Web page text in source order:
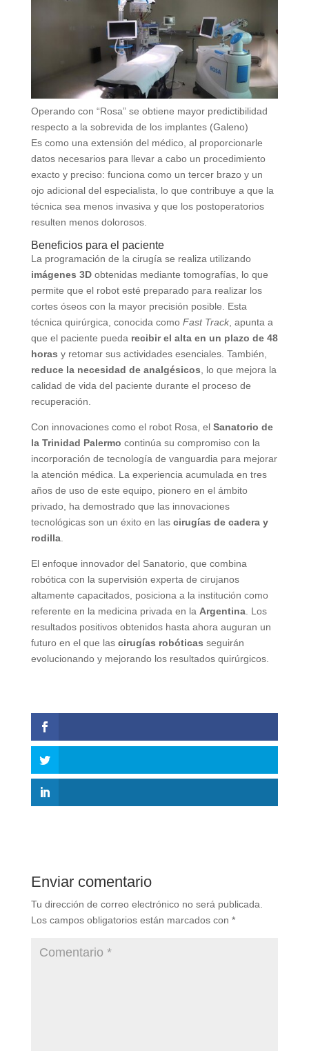
Operando con “Rosa” se obtiene mayor predictibilidad
respecto a la sobrevida de los implantes (Galeno)
Es como una extensión del médico, al proporcionarle
datos necesarios para llevar a cabo un procedimiento
exacto y preciso: funciona como un tercer brazo y un
ojo adicional del especialista, lo que contribuye a que la
técnica sea menos invasiva y que los postoperatorios
resulten menos dolorosos.
Beneficios para el paciente
La programación de la cirugía se realiza utilizando
imágenes 3Dobtenidas mediante tomografías, lo que
permite que el robot esté preparado para realizar los
cortes óseos con la mayor precisión posible. Esta
técnica quirúrgica, conocida como Fast Track, apunta a
que el paciente pueda recibir el alta en un plazo de 48
horas y retomar sus actividades esenciales. También,
reduce la necesidad de analgésicos, lo que mejora la
calidad de vida del paciente durante el proceso de
recuperación.
Con innovaciones como el robot Rosa, el Sanatorio de
la Trinidad Palermo continúa su compromiso con la
incorporación de tecnología de vanguardia para mejorar
la atención médica. La experiencia acumulada en tres
años de uso de este equipo, pionero en el ámbito
privado, ha demostrado que las innovaciones
tecnológicas son un éxito en las cirugías de cadera y
rodilla.
El enfoque innovador del Sanatorio, que combina
robótica con la supervisión experta de cirujanos
altamente capacitados, posiciona a la institución como
referente en la medicina privada en la Argentina. Los
resultados positivos obtenidos hasta ahora auguran un
futuro en el que las cirugías robóticas seguirán
evolucionando y mejorando los resultados quirúrgicos.
Enviar comentario
Tu dirección de correo electrónico no será publicada.
Los campos obligatorios están marcados con *